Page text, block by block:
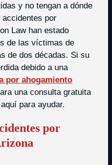
y no tengan a dónde
accidentes por
Law han estado
de las víctimas de
de dos décadas. Si su
debido a una
por ahogamiento
una consulta gratuita
para ayudar.
por